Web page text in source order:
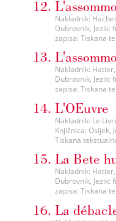
Nakladnik:
Dubrovnik, Jezik:
zapisa: Tiskana
Nakladnik:
Dubrovnik, Jezik:
zapisa: Tiskana
L'OEuvre
Nakladnik: Le
Knjižnica: Osijek,
Tiskana
La Bete
Nakladnik:
Dubrovnik, Jezik:
zapisa: Tiskana
La